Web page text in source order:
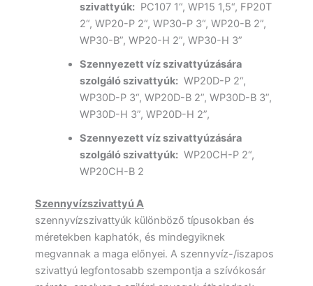
szivattyúk:PC107 1“, WP15 1,5“, FP20T
2“, WP20-P 2“, WP30-P 3“, WP20-B 2”,
WP30-B”, WP20-H 2”, WP30-H 3”
Szennyezett víz szivattyúzására
szolgáló szivattyúk:WP20D-P 2“,
WP30D-P 3“, WP20D-B 2”, WP30D-B 3”,
WP30D-H 3”, WP20D-H 2”,
Szennyezett víz szivattyúzására
szolgáló szivattyúk:WP20CH-P 2“,
WP20CH-B 2
Szennyvízszivattyú A
szennyvízszivattyúk különböző típusokban és
méretekben kaphatók, és mindegyiknek
megvannak a maga előnyei. A szennyvíz-/iszapos
szivattyú legfontosabb szempontja a szívókosár